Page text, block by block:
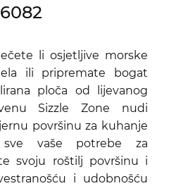
li osjetljive morske
ili pripremate bogat
ploča od lijevanog
Sizzle Zone nudi
površinu za kuhanje
sve vaše potrebe za
svoju roštilj površinu i
i udobnošću